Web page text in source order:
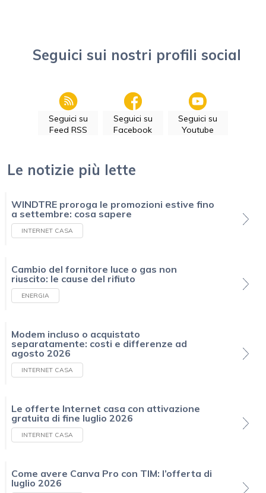
Seguici sui nostri profili social
Seguici su
Feed RSS
Seguici su
Facebook
Seguici su
Youtube
Le notizie più lette
WINDTRE proroga le promozioni estive fino
a settembre: cosa sapere
INTERNET CASA
Cambio del fornitore luce o gas non
riuscito: le cause del rifiuto
ENERGIA
Modem incluso o acquistato
separatamente: costi e differenze ad
agosto 2026
INTERNET CASA
Le offerte Internet casa con attivazione
gratuita di fine luglio 2026
INTERNET CASA
Come avere Canva Pro con TIM: l’offerta di
luglio 2026